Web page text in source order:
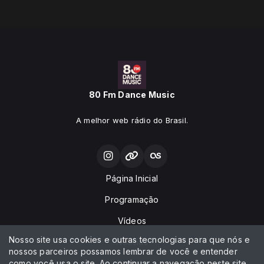
80 Fm Dance Music
A melhor web rádio do Brasil.
Página Inicial
Programação
Vídeos
Notícias
Nosso site usa cookies e outras tecnologias para que nós e
nossos parceiros possamos lembrar de você e entender